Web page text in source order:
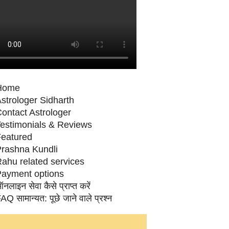
Sidharth
Astrologer
& Reviews
Kundli
related services
options
सेवा कैसे प्राप्‍त करें
सामान्‍यत: पूछे जाने वाले प्रश्‍न